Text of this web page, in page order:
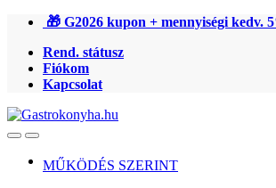
Ugrás
navigációhoz
Ugrás
tartalomra
🎁 G2026 kupon + mennyiségi kedv.
Rend. státusz
Fiókom
Kapcsolat
OpenClose
MŰKÖDÉS SZERINT